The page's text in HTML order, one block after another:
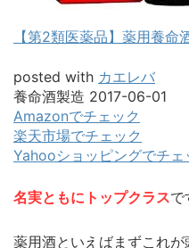
【第2類医薬品】薬用養命
posted with カエレバ
養命酒製造 2017-06-01
Amazonでチェック
楽天市場でチェック
Yahooショッピングでチェ
名実ともにトップクラスで
薬用酒といえばまずこれ